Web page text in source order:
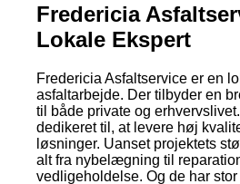
Fredericia
Lokale Ekspert
Fredericia Asfaltservice er en
asfaltarbejde. Der tilbyder en
til både private og
dedikeret til, at levere høj
løsninger. Uanset projektets
alt fra nybelægning til
vedligeholdelse. Og de har stor